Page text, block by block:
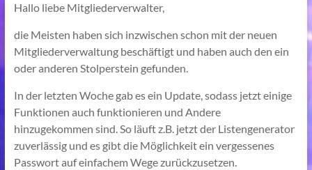
Hallo liebe Mitgliederverwalter,
die Meisten haben sich inzwischen schon mit der neuen
Mitgliederverwaltung beschäftigt und haben auch den ein
oder anderen Stolperstein gefunden.
In der letzten Woche gab es ein Update, sodass jetzt einige
Funktionen auch funktionieren und Andere
hinzugekommen sind. So läuft z.B. jetzt der Listengenerator
zuverlässig und es gibt die Möglichkeit ein vergessenes
Passwort auf einfachem Wege zurückzusetzen.